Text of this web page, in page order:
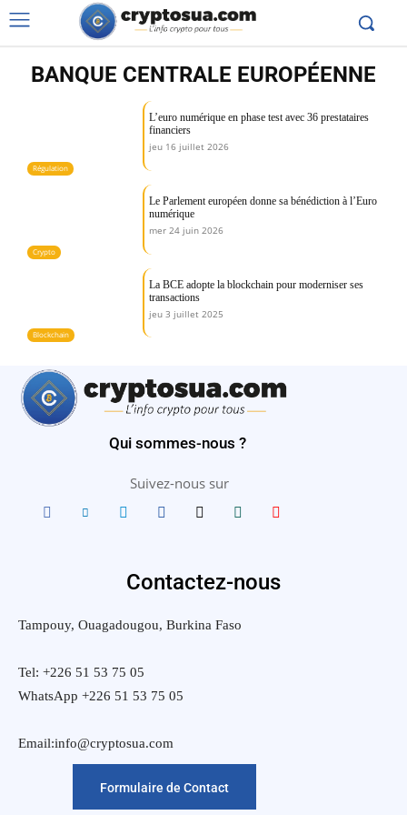
BANQUE CENTRALE EUROPÉENNE
Régulation
L’euro numérique en phase test avec 36 prestataires
financiers
jeu 16 juillet 2026
Crypto
Le Parlement européen donne sa bénédiction à l’Euro
numérique
mer 24 juin 2026
Blockchain
La BCE adopte la blockchain pour moderniser ses
transactions
jeu 3 juillet 2025
Qui sommes-nous ?
Suivez-nous sur
Contactez-nous
Tampouy, Ouagadougou, Burkina Faso
Tel: +226 51 53 75 05
WhatsApp +226 51 53 75 05
Email:info@cryptosua.com
Formulaire de Contact